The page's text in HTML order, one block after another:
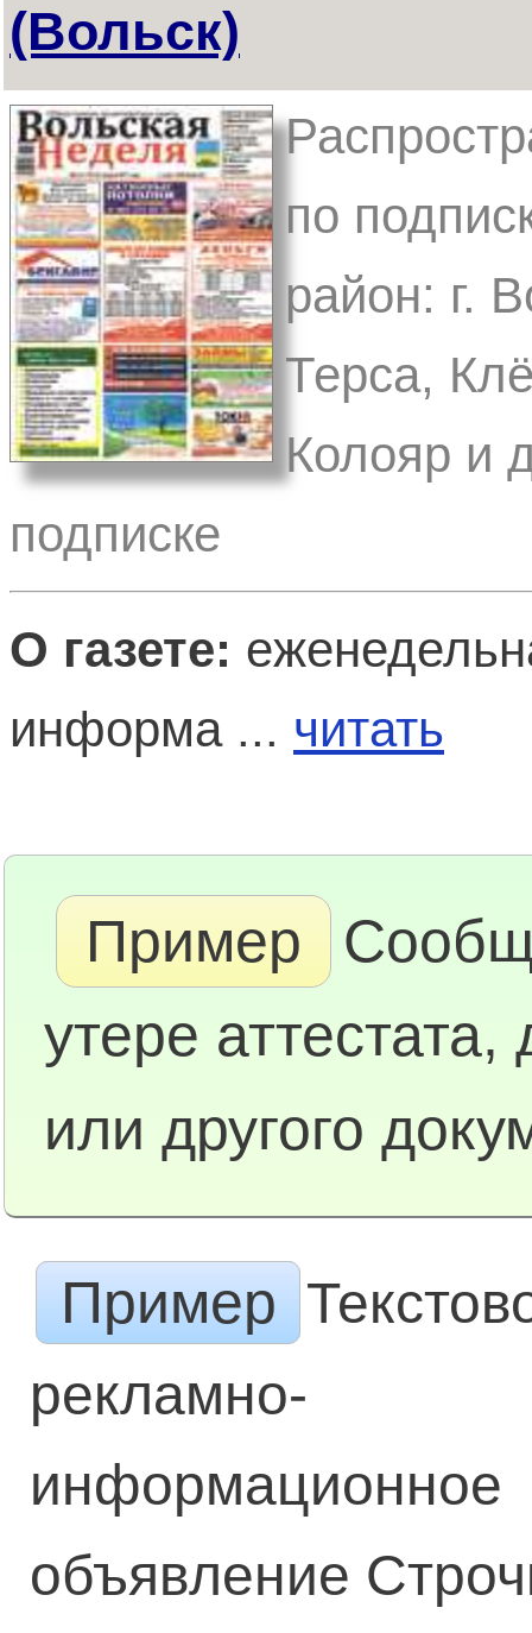
(Вольск)
по
район: г.
Терса,
Колояр и
подписке
О газете:
информа ... читать
Пример
утере
или другого
Пример
рекламно-
информационное
объявление